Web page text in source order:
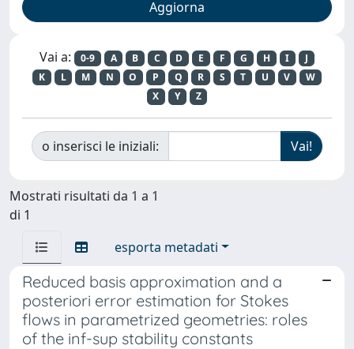
Vai a: 0-9 A B C D E F G H I
J
K
L M N O P Q R S T U V
W
X
Y Z
o inserisci le iniziali:
Mostrati risultati da 1 a 1
di 1
esporta metadati
Reduced basis approximation and a
posteriori error estimation for Stokes
flows in parametrized geometries: roles
of the inf-sup stability constants